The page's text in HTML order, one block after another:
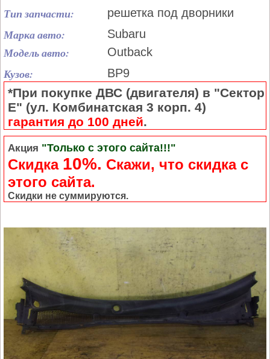
Тип запчасти: решетка под дворники
Марка авто: Subaru
Модель авто: Outback
Кузов: BP9
*При покупке ДВС (двигателя) в "Сектор
Е" (ул. Комбинатская 3 корп. 4)
гарантия до 100 дней.
Акция "Только с этого сайта!!!"
Скидка 10%. Cкажи, что скидка с
этого сайта.
Скидки не суммируются.